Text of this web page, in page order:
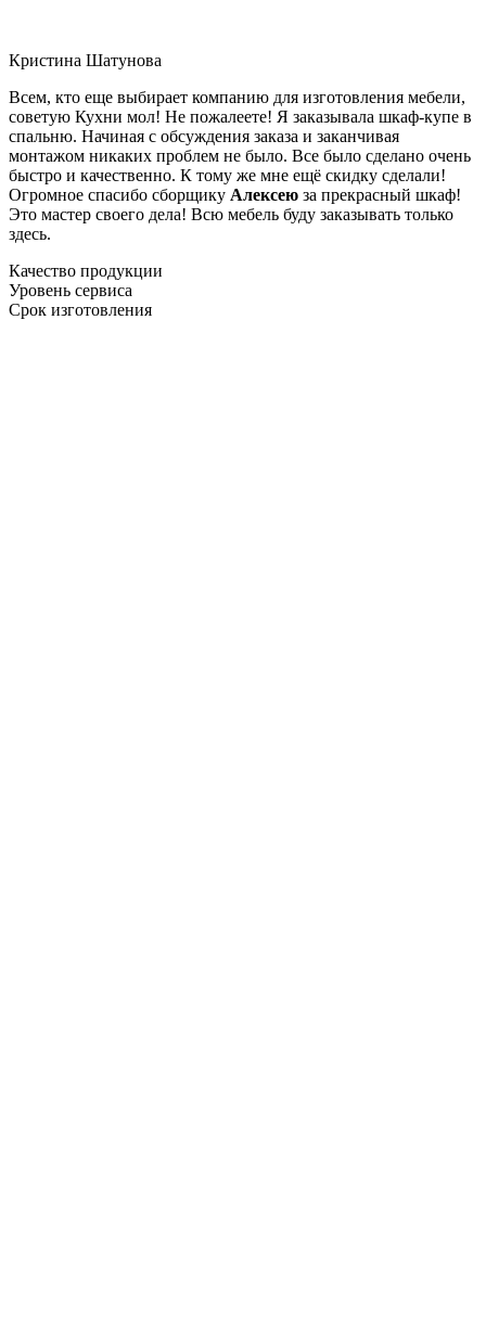
Кристина Шатунова
Всем, кто еще выбирает компанию для изготовления мебели,
советую Кухни мол! Не пожалеете! Я заказывала шкаф-купе в
спальню. Начиная с обсуждения заказа и заканчивая
монтажом никаких проблем не было. Все было сделано очень
быстро и качественно. К тому же мне ещё скидку сделали!
Огромное спасибо сборщику Алексею за прекрасный шкаф!
Это мастер своего дела! Всю мебель буду заказывать только
здесь.
Качество продукции
Уровень сервиса
Срок изготовления